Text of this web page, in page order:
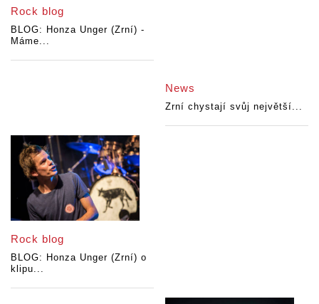
Rock blog
BLOG: Honza Unger (Zrní) -
Máme...
News
Zrní chystají svůj největší...
Rock blog
BLOG: Honza Unger (Zrní) o
klipu...